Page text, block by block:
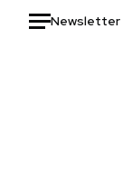
Newsletter